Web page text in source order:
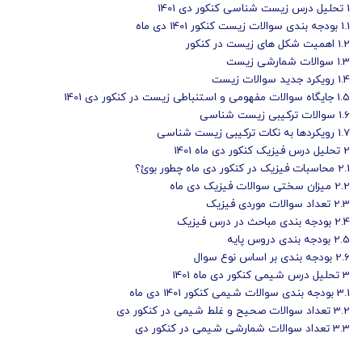
1 تحلیل درس زیست شناسی کنکور دی 1401
1.1 بودجه بندی سوالات زیست کنکور 1401 دی ماه
1.2 اهمیت شکل های زیست در کنکور
1.3 سوالات شمارشی زیست
1.4 رویکرد جدید سوالات زیست
1.5 جایگاه سوالات مفهومی و استنباطی زیست در کنکور دی 1401
1.6 سوالات ترکیبی زیست شناسی
1.7 رویکردها به نکات ترکیبی زیست شناسی
2 تحلیل درس فیزیک کنکور دی ماه 1401
2.1 محاسبات فیزیک در کنکور دی ماه چطور بوئ؟
2.2 میزان سختی سوالات فیزیک دی ماه
2.3 تعداد سوالات موردی فیزیک
2.4 بودجه بندی مباحث در درس فیزیک
2.5 بودجه بندی دروس پایه
2.6 بودجه بندی بر اساس نوع سوال
3 تحلیل درس شیمی کنکور دی ماه 1401
3.1 بودجه بندی سوالات شیمی کنکور 1401 دی ماه
3.2 تعداد سوالات صحیح و غلط شیمی در کنکور دی
3.3 تعداد سوالات شمارشی شیمی در کنکور دی